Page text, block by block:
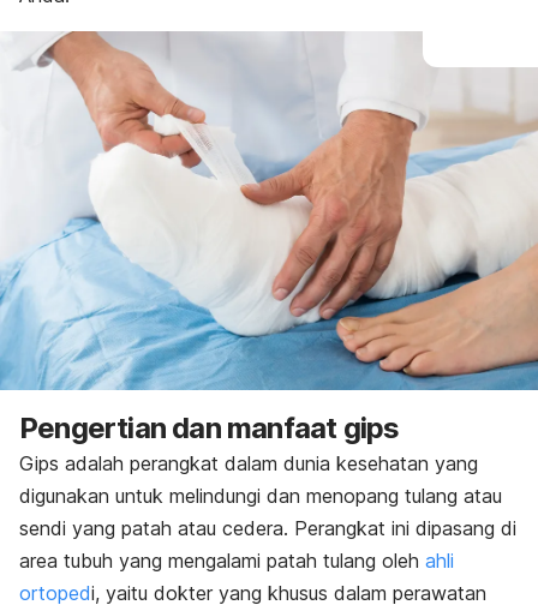
Pengertian dan manfaat gips
Gips adalah perangkat dalam dunia kesehatan yang
digunakan untuk melindungi dan menopang tulang atau
sendi yang patah atau cedera. Perangkat ini dipasang di
area tubuh yang mengalami patah tulang oleh ahli
ortopedi, yaitu dokter yang khusus dalam perawatan